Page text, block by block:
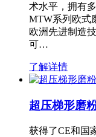
术水平，拥有
MTW系列欧式
欧洲先进制造
可…
了解详情
超压梯形磨
获得了CE和国